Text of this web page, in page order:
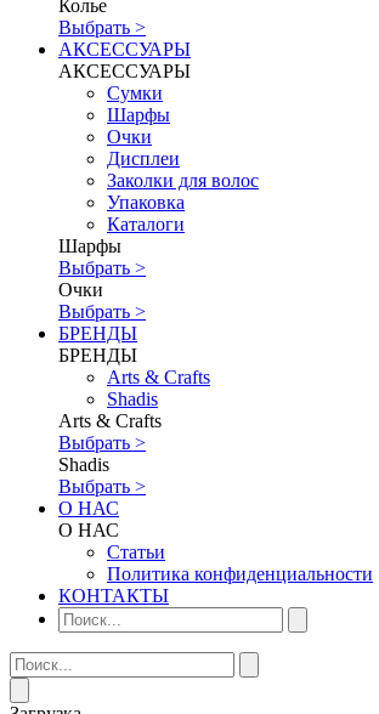
Колье
Выбрать >
АКСЕССУАРЫ
АКСЕССУАРЫ
Сумки
Шарфы
Очки
Дисплеи
Заколки для волос
Упаковка
Каталоги
Шарфы
Выбрать >
Очки
Выбрать >
БРЕНДЫ
БРЕНДЫ
Аrts & Сrafts
Shadis
Аrts & Сrafts
Выбрать >
Shadis
Выбрать >
О НАС
О НАС
Статьи
Политика конфиденциальности
КОНТАКТЫ